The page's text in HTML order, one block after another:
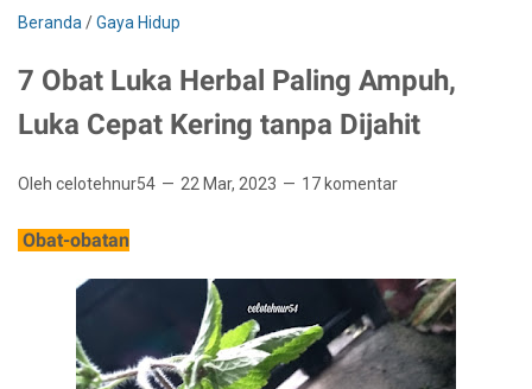
Beranda /Gaya Hidup
7 Obat Luka Herbal Paling Ampuh,
Luka Cepat Kering tanpa Dijahit
Oleh celotehnur54 22 Mar, 2023 17 komentar
Obat-obatan